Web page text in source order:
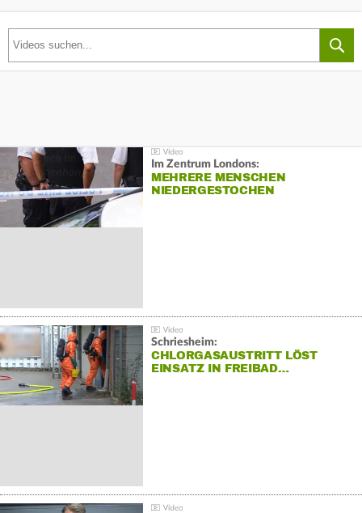
Im Zentrum Londons:
MEHRERE MENSCHEN
NIEDERGESTOCHEN
Schriesheim:
CHLORGASAUSTRITT LÖST
EINSATZ IN FREIBAD…